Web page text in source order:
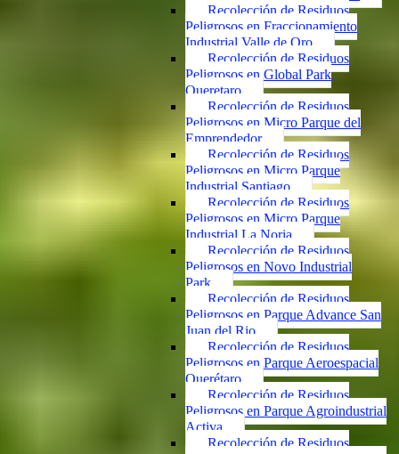
Recolección de Residuos
Peligrosos en Fraccionamiento
Industrial Valle de Oro
Recolección de Residuos
Peligrosos en Global Park
Queretaro
Recolección de Residuos
Peligrosos en Micro Parque del
Emprendedor
Recolección de Residuos
Peligrosos en Micro Parque
Industrial Santiago
Recolección de Residuos
Peligrosos en Micro Parque
Industrial La Noria
Recolección de Residuos
Peligrosos en Novo Industrial
Park
Recolección de Residuos
Peligrosos en Parque Advance San
Juan del Rio
Recolección de Residuos
Peligrosos en Parque Aeroespacial
Querétaro
Recolección de Residuos
Peligrosos en Parque Agroindustrial
Activa
Recolección de Residuos